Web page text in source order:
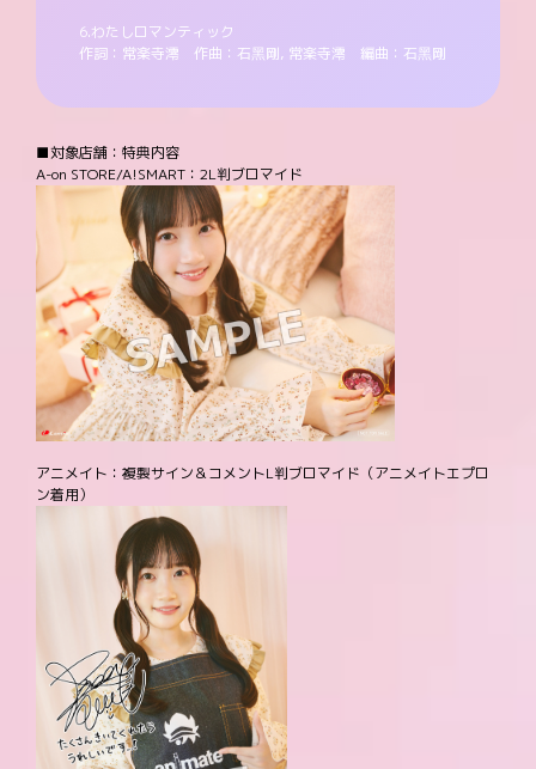
6.わたしロマンティック
作詞：常楽寺澪 作曲：石黑剛, 常楽寺澪 編曲：石黑剛
■対象店舗：特典内容
A-on STORE/A!SMART：2L判ブロマイド
アニメイト：複製サイン＆コメントL判ブロマイド（アニメイトエプロ
ン着用）